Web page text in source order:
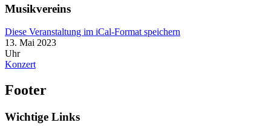
Musikvereins
Diese Veranstaltung im iCal-Format speichern
13. Mai 2023
Uhr
Konzert
Footer
Wichtige Links